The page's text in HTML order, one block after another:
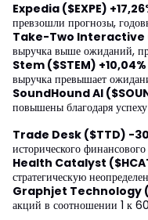
Expedia ($EXPE)
превзошли прогнозы,
Take-Two Interactive
выручка выше ожиданий,
Stem ($STEM) +10,04%
выручка превышает
SoundHound AI
повышены благодаря
Trade Desk ($TTD) -
исторического
Health Catalyst
стратегическую
Graphjet Technology
акций в соотношении 1 к